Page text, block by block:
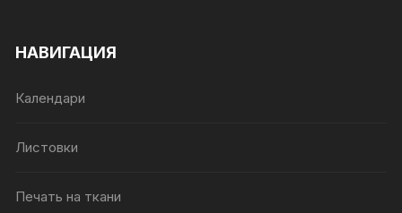
НАВИГАЦИЯ
Календари
Листовки
Печать на ткани